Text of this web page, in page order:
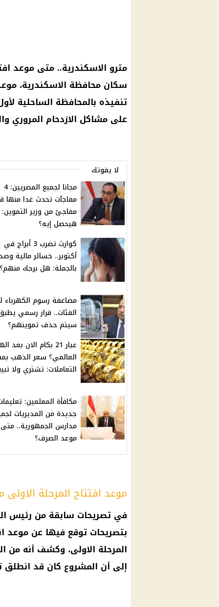
مترو الاسكندرية.. متى موعد
سكان محافظة الاسكندرية،
تنفيذه بالمحافظة الساحلية
على مشاكل الازدحام المروري
لا يفوتك
مجانا لجميع المصريين: 4
مفاجآت تحدث غدا منها
مفاجئ من وزير التموين:
هيحصل إيه؟
كوارث تضرب 3 أبراج في
أكتوبر.. خسائر مالية
بالجملة: هل برجك منهم؟
مضاعفة رسوم الكهرباء
الفئات.. قرار رسمي
سيتم حذف تموينهم؟
عيار 21 بكام الان بعد
العالمي؟ سعر الذهب
التعاملات: تشتري ولا
مكافأة المعلمين:
جديدة من المديريات
مدارس الجمهورية.. متى
موعد الصرف؟
موعد افتتاح المرحلة
في تصريحات سابقة من رئيس
بتصريحات توقع فيها عن موعد
إلى أن المشروع كان قد انطلق